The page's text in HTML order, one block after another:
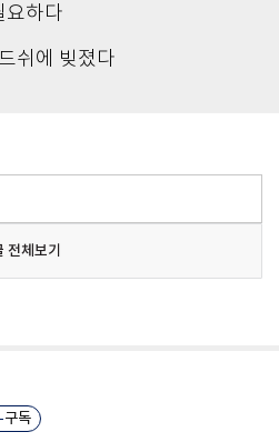
요하다
쉬에 빚졌다
전체보기
구독